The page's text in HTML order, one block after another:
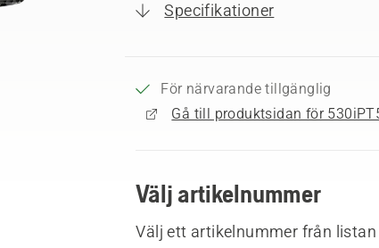
Specifikationer
För närvarande tillgänglig
Gå till produktsidan för
Välj artikelnummer
Välj ett artikelnummer från